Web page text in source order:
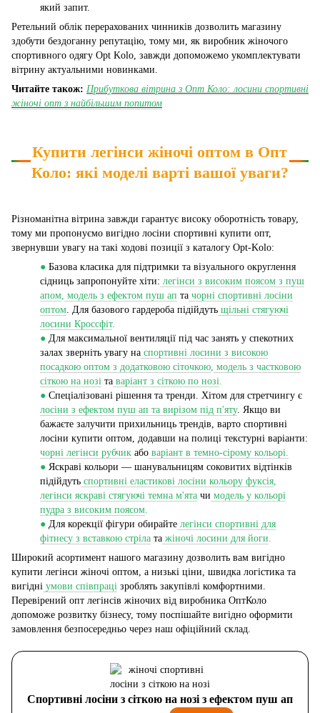
який запит.
Ретельний облік перерахованих чинників дозволить магазину
здобути бездоганну репутацію, тому ми, як виробник жіночого
спортивного одягу Opt Kolo, завжди допоможемо укомплектувати
вітрину актуальними новинками.
Читайте також: Прибуткова вітрина з Опт Коло: лосини спортивні
жіночі опт з найбільшим попитом
Купити легінси жіночі оптом в Опт
Коло: які моделі варті вашої уваги?
Різноманітна вітрина завжди гарантує високу оборотність товару,
тому ми пропонуємо вигідно лосіни спортивні купити опт,
звернувши увагу на такі ходові позиції з каталогу Opt-Kolo:
● Базова класика для підтримки та візуального округлення
сідниць запропонуйте хіти: легінси з високим поясом з пуш
апом, модель з ефектом пуш ап та чорні спортивні лосіни
оптом. Для базового гардероба підійдуть щільні стягуючі
лосини Кроссфіт.
● Для максимальної вентиляції під час занять у спекотних
залах зверніть увагу на спортивні лосини з високою
посадкою оптом з додатковою сіточкою, модель з частковою
сіткою на нозі та варіант з сіткою по нозі.
● Спеціалізовані рішення та тренди. Хітом для стретчингу є
лосіни з ефектом пуш ап та вирізом під п'яту. Якщо ви
бажаєте залучити прихильниць трендів, варто спортивні
лосіни купити оптом, додавши на полиці текстурні варіанти:
чорні легінси рубчик або варіант в темно-сірому кольорі.
● Яскраві кольори — шанувальницям соковитих відтінків
підійдуть спортивні еластикові лосіни кольору фуксія,
легінси яскраві стягуючі темна м'ята чи модель у кольорі
пудра з високим поясом.
● Для корекції фігури обирайте легінси спортивні для
фітнесу з вставкою стріла та жіночі лосини для йоги.
Широкий асортимент нашого магазину дозволить вам вигідно
купити легінси жіночі оптом, а низькі ціни, швидка логістика та
вигідні умови співпраці зроблять закупівлі комфортними.
Перевірений опт легінсів жіночих від виробника ОптКоло
допоможе розвитку бізнесу, тому поспішайте вигідно оформити
замовлення безпосередньо через наш офіційний склад.
Спортивні лосіни з сіткою на нозі з ефектом пуш ап